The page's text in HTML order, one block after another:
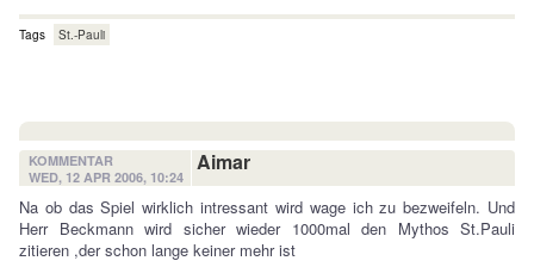
Tags St.-Pauli
KOMMENTAR
WED, 12 APR 2006, 10:24
Aimar
Na ob das Spiel wirklich intressant wird wage ich zu bezweifeln. Und
Herr Beckmann wird sicher wieder 1000mal den Mythos St.Pauli
zitieren ,der schon lange keiner mehr ist